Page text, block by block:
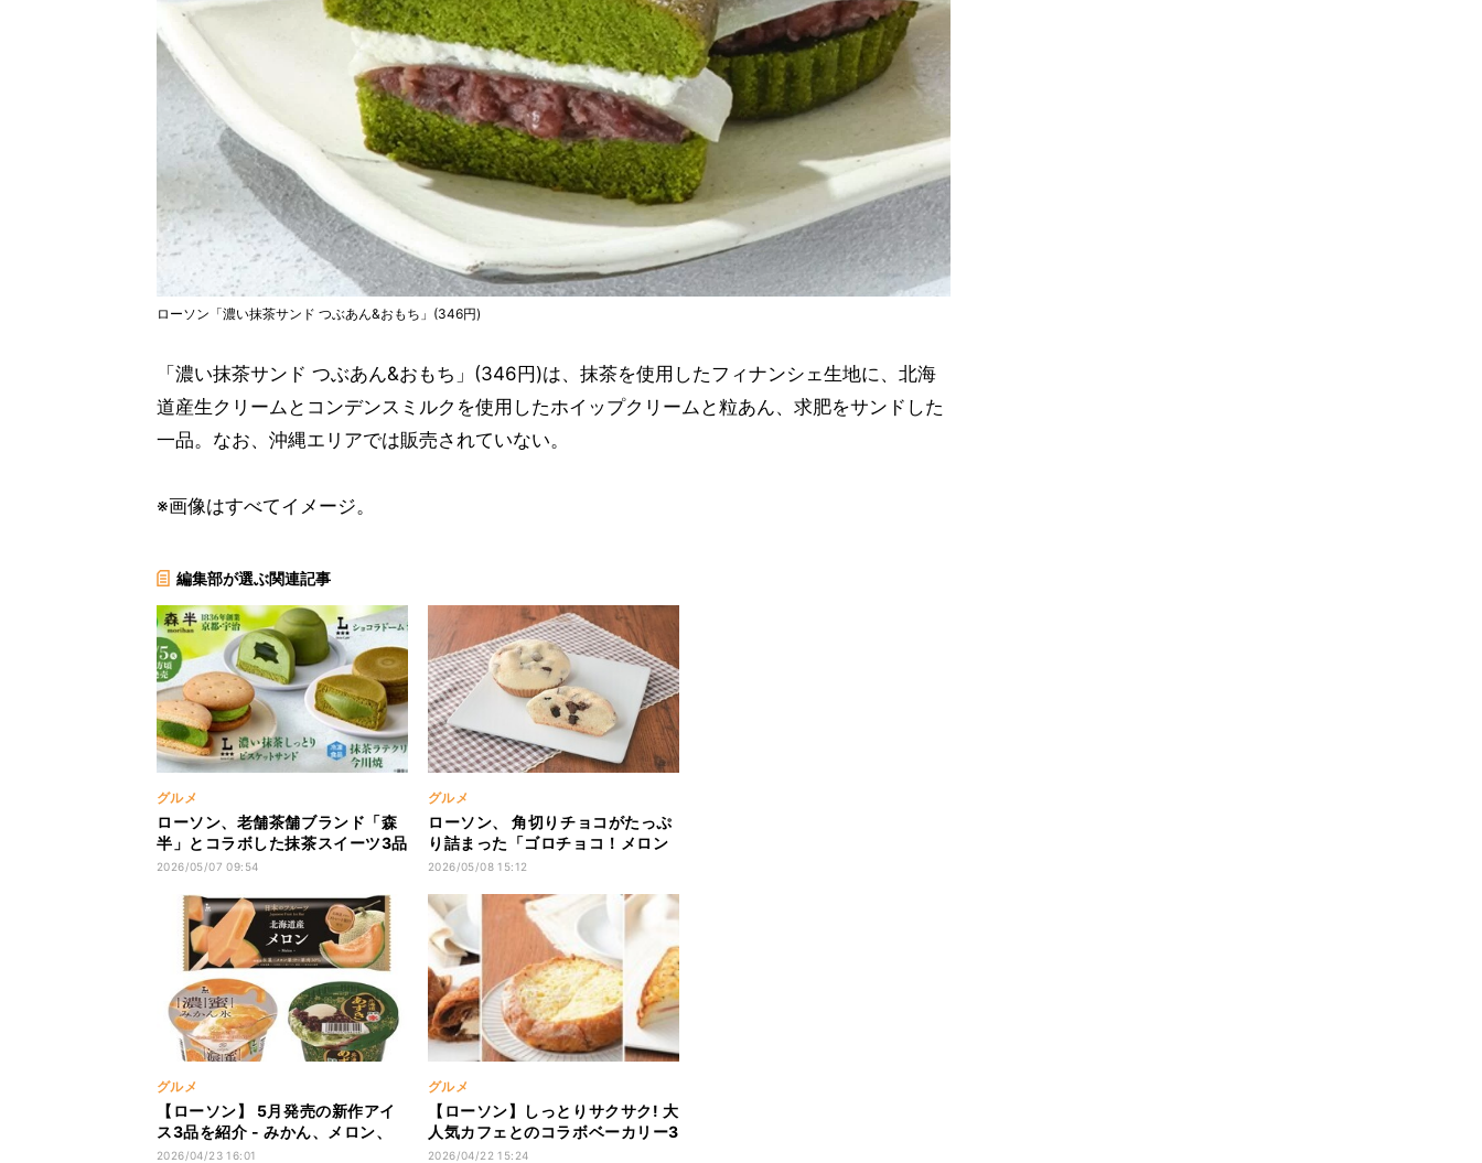
ローソン「濃い抹茶サンド つぶあん&おもち」(346円)
「濃い抹茶サンド つぶあん&おもち」(346円)は、抹茶を使用したフィナンシェ生地に、北海
道産生クリームとコンデンスミルクを使用したホイップクリームと粒あん、求肥をサンドした
一品。なお、沖縄エリアでは販売されていない。
※画像はすべてイメージ。
編集部が選ぶ関連記事
グルメ
ローソン、老舗茶舗ブランド「森
半」とコラボした抹茶スイーツ3品
を発売
2026/05/07 09:54
グルメ
ローソン、 ⾓切りチョコがたっぷ
り詰まった「ゴロチョコ！メロン
パン」を発売
2026/05/08 15:12
グルメ
【ローソン】 5月発売の新作アイ
ス3品を紹介 - みかん、メロン、
あずきがたっぷり!
2026/04/23 16:01
グルメ
【ローソン】しっとりサクサク! 大
人気カフェとのコラボベーカリー3
品を発売
2026/04/22 15:24